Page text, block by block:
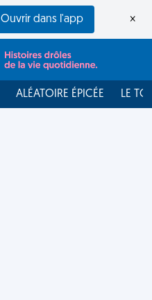
Ouvrir dans l'app ×
ALÉATOIRE ÉPICÉE LE